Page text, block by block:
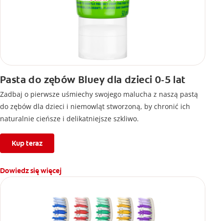
Pasta do zębów Bluey dla dzieci 0-5 lat
Zadbaj o pierwsze uśmiechy swojego malucha z naszą pastą
do zębów dla dzieci i niemowląt stworzoną, by chronić ich
naturalnie cieńsze i delikatniejsze szkliwo.
Kup teraz
Dowiedz się więcej